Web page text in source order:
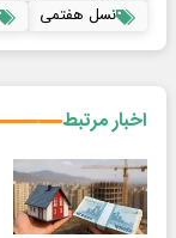
نسل هفتمی
اخبار مرتبط